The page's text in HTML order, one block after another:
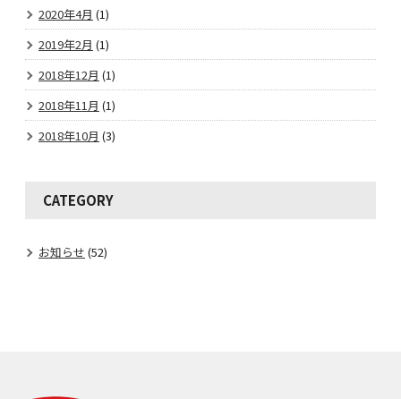
2020年4月 (1)
2019年2月 (1)
2018年12月 (1)
2018年11月 (1)
2018年10月 (3)
CATEGORY
お知らせ (52)